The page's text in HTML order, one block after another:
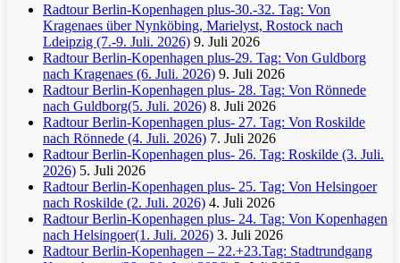
Radtour Berlin-Kopenhagen plus-30.-32. Tag: Von
Kragenaes über Nynköbing, Marielyst, Rostock nach
Ldeipzig (7.-9. Juli. 2026) 9. Juli 2026
Radtour Berlin-Kopenhagen plus-29. Tag: Von Guldborg
nach Kragenaes (6. Juli. 2026) 9. Juli 2026
Radtour Berlin-Kopenhagen plus- 28. Tag: Von Rönnede
nach Guldborg(5. Juli. 2026) 8. Juli 2026
Radtour Berlin-Kopenhagen plus- 27. Tag: Von Roskilde
nach Rönnede (4. Juli. 2026) 7. Juli 2026
Radtour Berlin-Kopenhagen plus- 26. Tag: Roskilde (3. Juli.
2026) 5. Juli 2026
Radtour Berlin-Kopenhagen plus- 25. Tag: Von Helsingoer
nach Roskilde (2. Juli. 2026) 4. Juli 2026
Radtour Berlin-Kopenhagen plus- 24. Tag: Von Kopenhagen
nach Helsingoer(1. Juli. 2026) 3. Juli 2026
Radtour Berlin-Kopenhagen – 22.+23.Tag: Stadtrundgang